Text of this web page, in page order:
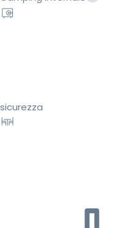
sicurezza